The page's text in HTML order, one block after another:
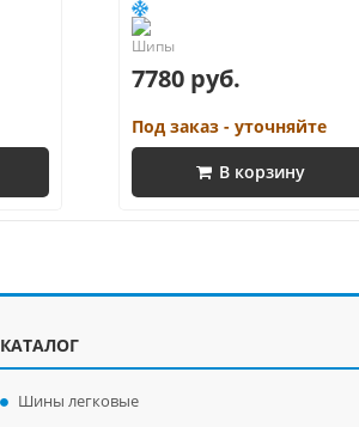
7780 руб.
Под заказ - уточняйте
В корзину
КАТАЛОГ
Шины легковые